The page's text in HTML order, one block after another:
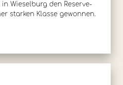
Wieselburg den Reserve-
starken Klasse gewonnen.